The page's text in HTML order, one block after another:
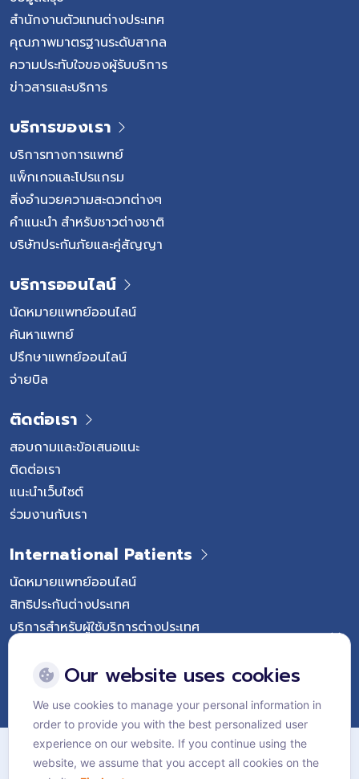
สำนักงานตัวแทนต่างประเทศ
คุณภาพมาตรฐานระดับสากล
ความประทับใจของผู้รับบริการ
ข่าวสารและบริการ
บริการของเรา
บริการทางการแพทย์
แพ็กเกจและโปรแกรม
สิ่งอำนวยความสะดวกต่างๆ
คำแนะนำ สำหรับชาวต่างชาติ
บริษัทประกันภัยและคู่สัญญา
บริการออนไลน์
นัดหมายแพทย์ออนไลน์
ค้นหาแพทย์
ปรึกษาแพทย์ออนไลน์
จ่ายบิล
ติดต่อเรา
สอบถามและข้อเสนอแนะ
ติดต่อเรา
แนะนำเว็บไซต์
ร่วมงานกับเรา
International Patients
นัดหมายแพทย์ออนไลน์
สิทธิประกันต่างประเทศ
บริการสำหรับผู้ใช้บริการต่างประเทศ
Follow Vejthani International Hospital
แผนผังเว็บไซต์
นโยบายส่วนบุคคล
Our website uses cookies
We use cookies to manage your personal information in
order to provide you with the best personalized user
experience on our website. If you continue using the
website, we assume that you accept all cookies on the